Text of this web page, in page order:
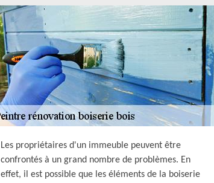
Les propriétaires d'un immeuble peuvent être
confrontés à un grand nombre de problèmes. En
effet, il est possible que les éléments de la boiserie